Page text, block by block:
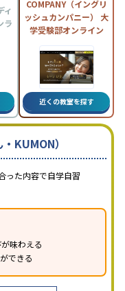
ィ
ラ
COMPANY（イングリ
ッシュカンパニー） 大
学受験部オンライン
近くの教室を探す
KUMON）
った内容で自学自習
味わえる
できる